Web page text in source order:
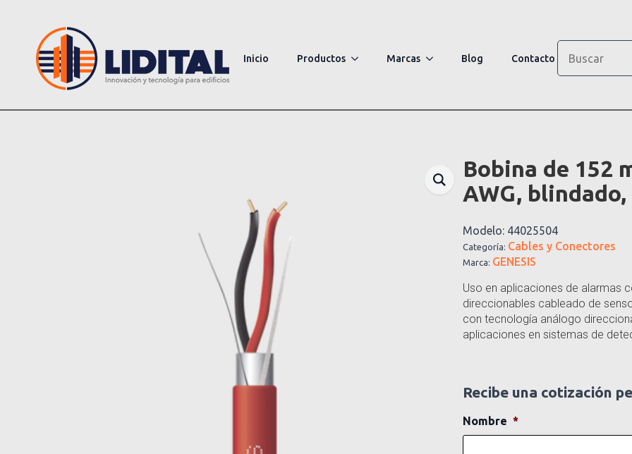
Inicio Productos Marcas Blog Contacto
Bobina de 152
AWG,
Modelo: 44025504
Categoría: Cables y Conectores
Marca: GENESIS
Uso en aplicaciones de alarmas
direccionables cableado de
con tecnología análogo
aplicaciones en sistemas de
Recibe una cotización
Nombre *